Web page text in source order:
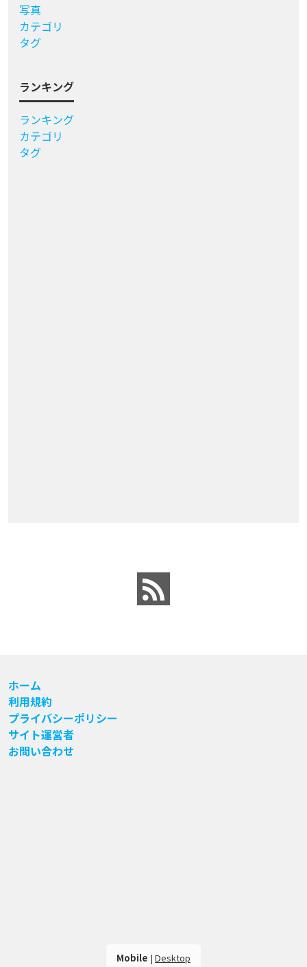
写真
カテゴリ
タグ
ランキング
ランキング
カテゴリ
タグ
ホーム
利用規約
プライバシーポリシー
サイト運営者
お問い合わせ
Mobile | Desktop